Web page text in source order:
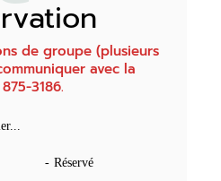
de groupe (plusieurs
avec la
3186.
- Réservé